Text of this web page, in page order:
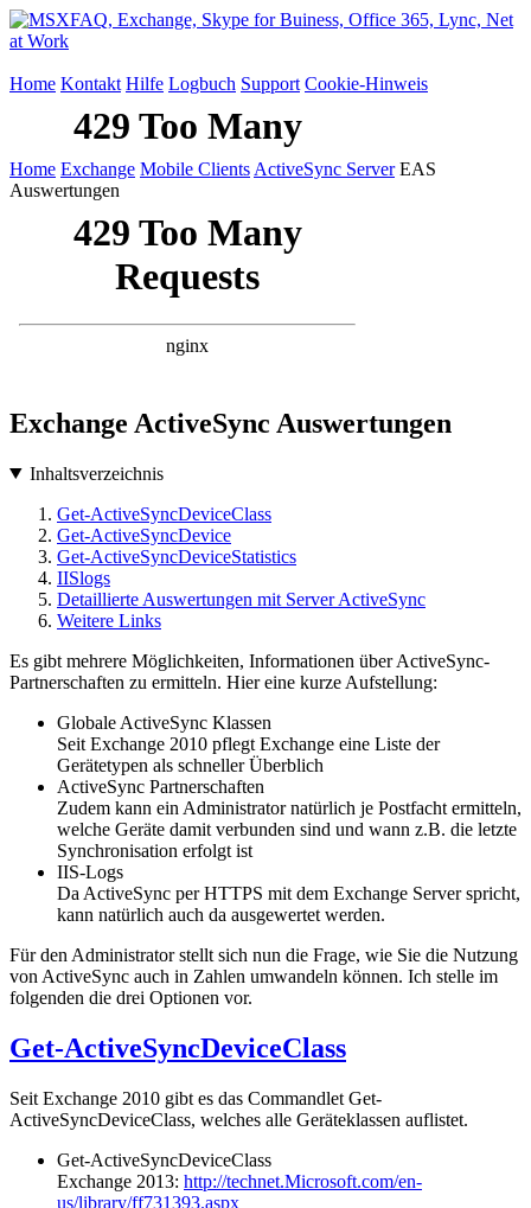
Home Kontakt Hilfe Logbuch Support Cookie-Hinweis
Home Exchange Mobile Clients ActiveSync ServerEAS
Auswertungen
Exchange ActiveSync Auswertungen
Inhaltsverzeichnis
Get-ActiveSyncDeviceClass
Get-ActiveSyncDevice
Get-ActiveSyncDeviceStatistics
IISlogs
Detaillierte Auswertungen mit Server ActiveSync
Weitere Links
Es gibt mehrere Möglichkeiten, Informationen über ActiveSync-
Partnerschaften zu ermitteln. Hier eine kurze Aufstellung:
Globale ActiveSync Klassen
Seit Exchange 2010 pflegt Exchange eine Liste der
Gerätetypen als schneller Überblich
ActiveSync Partnerschaften
Zudem kann ein Administrator natürlich je Postfacht ermitteln,
welche Geräte damit verbunden sind und wann z.B. die letzte
Synchronisation erfolgt ist
IIS-Logs
Da ActiveSync per HTTPS mit dem Exchange Server spricht,
kann natürlich auch da ausgewertet werden.
Für den Administrator stellt sich nun die Frage, wie Sie die Nutzung
von ActiveSync auch in Zahlen umwandeln können. Ich stelle im
folgenden die drei Optionen vor.
Get-ActiveSyncDeviceClass
Seit Exchange 2010 gibt es das Commandlet Get-
ActiveSyncDeviceClass, welches alle Geräteklassen auflistet.
Get-ActiveSyncDeviceClass
Exchange 2013: http://technet.Microsoft.com/en-
us/library/ff731393.aspx